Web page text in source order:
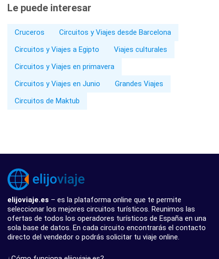
Le puede interesar
Cruceros
Circuitos y Viajes desde Barcelona
Circuitos y Viajes a Egipto
Viajes culturales
Circuitos y Viajes en primavera
Circuitos y Viajes en Junio
Grandes Viajes
Circuitos de Maktub
elijoviaje.es – es la plataforma online que te permite
seleccionar los mejores circuitos turísticos. Reunimos las
ofertas de todos los operadores turísticos de España en una
sola base de datos. En cada circuito encontrarás el contacto
directo del vendedor o podrás solicitar tu viaje online.